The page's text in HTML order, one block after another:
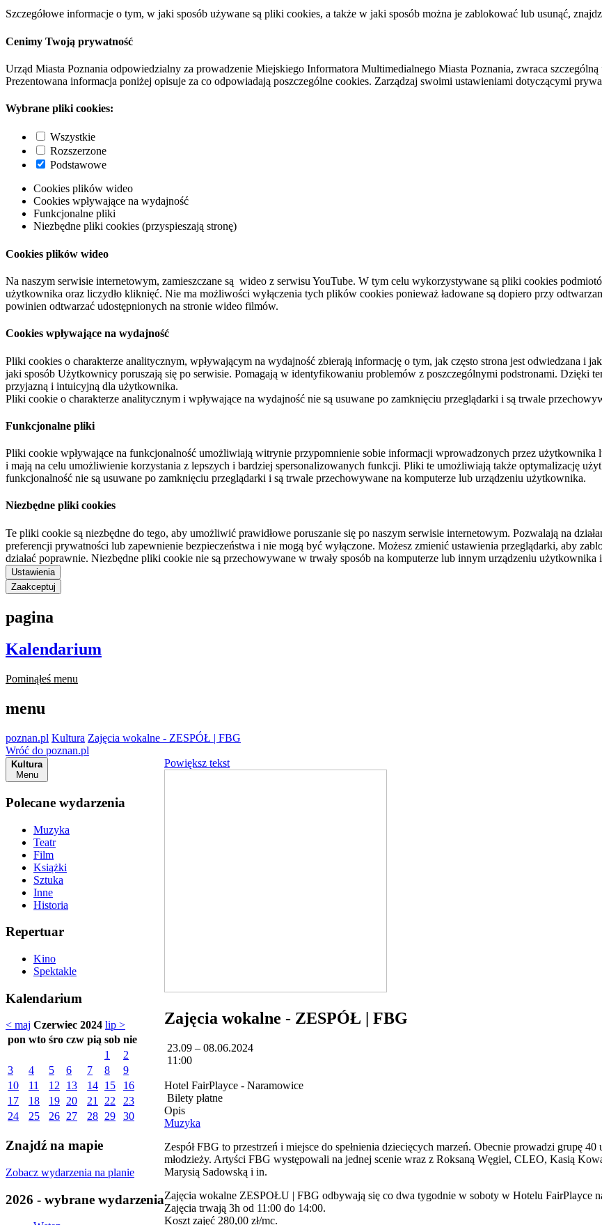
Szczegółowe informacje o tym, w jaki sposób używane są pliki cookies, a także w jaki sposób można je zablokować lub usunąć,
Cenimy Twoją prywatność
Urząd Miasta Poznania odpowiedzialny za prowadzenie Miejskiego Informatora Multimedialnego Miasta Poznania, zwraca
Prezentowana informacja poniżej opisuje za co odpowiadają poszczególne cookies. Zarządzaj swoimi ustawieniami dotyczącymi
Wybrane pliki cookies:
Wszystkie
Rozszerzone
Podstawowe
Cookies plików wideo
Cookies wpływające na wydajność
Funkcjonalne pliki
Niezbędne pliki cookies (przyspieszają stronę)
Cookies plików wideo
Na naszym serwisie internetowym, zamieszczane są wideo z serwisu YouTube. W tym celu wykorzystywane są pliki cookies
użytkownika oraz liczydło kliknięć. Nie ma możliwości wyłączenia tych plików cookies ponieważ ładowane są dopiero przy
powinien odtwarzać udostępnionych na stronie wideo filmów.
Cookies wpływające na wydajność
Pliki cookies o charakterze analitycznym, wpływającym na wydajność zbierają informację o tym, jak często strona jest odwiedzana i
jaki sposób Użytkownicy poruszają się po serwisie. Pomagają w identyfikowaniu problemów z poszczególnymi podstronami. Dzięki
przyjazną i intuicyjną dla użytkownika.
Pliki cookie o charakterze analitycznym i wpływające na wydajność nie są usuwane po zamknięciu przeglądarki i są trwale
Funkcjonalne pliki
Pliki cookie wpływające na funkcjonalność umożliwiają witrynie przypomnienie sobie informacji wprowadzonych przez
i mają na celu umożliwienie korzystania z lepszych i bardziej spersonalizowanych funkcji. Pliki te umożliwiają także optymalizację
funkcjonalność nie są usuwane po zamknięciu przeglądarki i są trwale przechowywane na komputerze lub urządzeniu użytkownika.
Niezbędne pliki cookies
Te pliki cookie są niezbędne do tego, aby umożliwić prawidłowe poruszanie się po naszym serwisie internetowym. Pozwalają na
preferencji prywatności lub zapewnienie bezpieczeństwa i nie mogą być wyłączone. Możesz zmienić ustawienia przeglądarki, aby
działać poprawnie. Niezbędne pliki cookie nie są przechowywane w trwały sposób na komputerze lub innym urządzeniu
Ustawienia
Zaakceptuj
pagina
Kalendarium
Pominąłeś menu
menu
poznan.pl Kultura Zajęcia wokalne - ZESPÓŁ | FBG
Wróć do poznan.pl
Kultura
Menu
Polecane wydarzenia
Muzyka
Teatr
Film
Książki
Sztuka
Inne
Historia
Repertuar
Kino
Spektakle
Kalendarium
< maj Czerwiec 2024 lip >
pon wto śro czw pią sob nie
1
2
3
4 5 6 7 8
9
10
11 12 13 14 15
16
17
18 19 20 21 22
23
24
25 26 27 28 29 30
Znajdź na mapie
Zobacz wydarzenia na planie
2026 - wybrane wydarzenia
Powiększ tekst
Zajęcia wokalne - ZESPÓŁ | FBG
23.09 – 08.06.2024
11:00
Hotel FairPlayce - Naramowice
Bilety płatne
Opis
Muzyka
Zespół FBG to przestrzeń i miejsce do spełnienia dziecięcych marzeń. Obecnie prowadzi grupę
młodzieży. Artyści FBG występowali na jednej scenie wraz z Roksaną Węgiel, CLEO, Kasią
Marysią Sadowską i in.
Zajęcia wokalne ZESPOŁU | FBG odbywają się co dwa tygodnie w soboty w Hotelu FairPlayce
Zajęcia trwają 3h od 11:00 do 14:00.
Koszt zajęć 280,00 zł/mc.